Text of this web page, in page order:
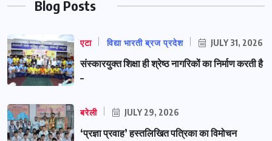
Blog Posts
एटा विद्या भारती ब्रज प्रदेश JULY 31, 2026
संस्कारयुक्त शिक्षा ही श्रेष्ठ नागरिकों का निर्माण करती है
–
बरेली JULY 29, 2026
‘प्रज्ञा प्रवाह’ हस्तलिखित पत्रिका का विमोचन